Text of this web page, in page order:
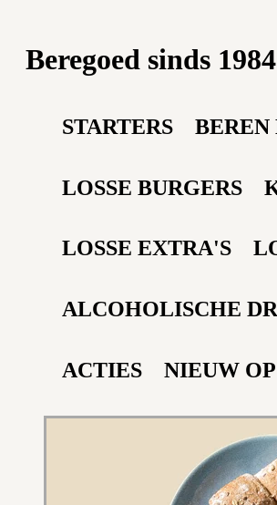
Beregoed sinds
STARTERS BEREN
LOSSE BURGERS
LOSSE EXTRA'S
ALCOHOLISCHE
ACTIES NIEUW